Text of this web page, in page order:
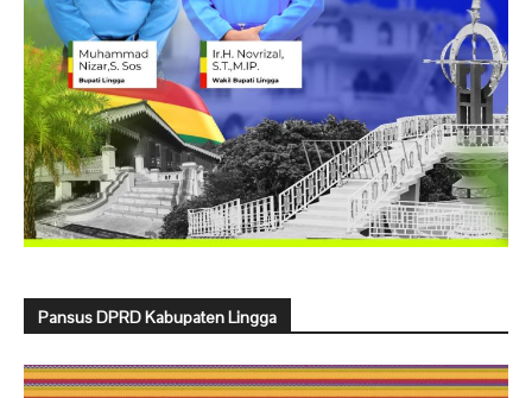
Pansus DPRD Kabupaten Lingga